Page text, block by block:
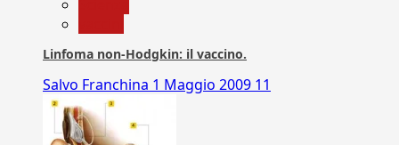
Linfoma non-Hodgkin: il vaccino.
Salvo Franchina 1 Maggio 2009 11